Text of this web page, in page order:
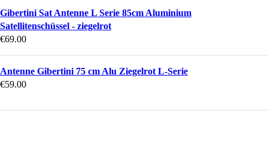
Gibertini Sat Antenne L Serie 85cm Aluminium
Satellitenschüssel - ziegelrot
€69.00
Antenne Gibertini 75 cm Alu Ziegelrot L-Serie
€59.00